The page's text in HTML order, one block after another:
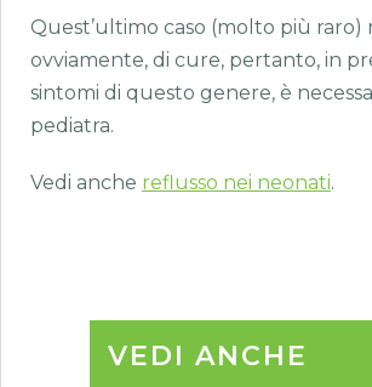
Quest’ultimo caso (molto più raro)
ovviamente, di cure, pertanto, in
sintomi di questo genere, è
pediatra.
Vedi anche reflusso nei neonati.
VEDI ANCHE